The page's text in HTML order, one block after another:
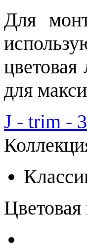
Для
для
J - trim -